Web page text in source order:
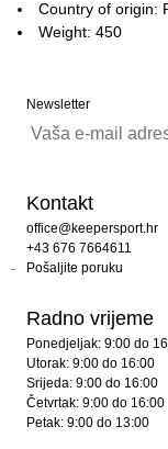
Country of origin:
Weight: 450
Newsletter
Kontakt
office@keepersport.hr
+43 676 7664611
Pošaljite poruku
Radno vrijeme
Ponedjeljak: 9:00 do
Utorak: 9:00 do 16:00
Srijeda: 9:00 do 16:00
Četvrtak: 9:00 do 16:00
Petak: 9:00 do 13:00